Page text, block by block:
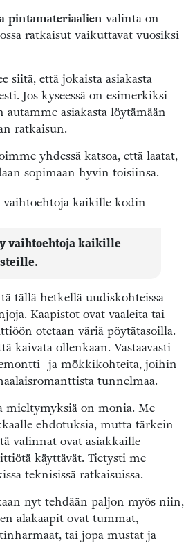
pintamateriaalien valinta on
ratkaisut vaikuttavat vuosiksi
siitä, että jokaista asiakasta
Jos kyseessä on esimerkiksi
asiakasta löytämään
ratkaisun.
yhdessä katsoa, että laatat,
sopimaan hyvin toisiinsa.
vaihtoehtoja kaikille
tällä hetkellä uudiskohteissa
Kaapistot ovat vaaleita tai
otetaan väriä pöytätasoilla.
kaivata ollenkaan. Vastaavasti
ja mökkikohteita, joihin
tunnelmaa.
mieltymyksiä on monia. Me
ehdotuksia, mutta tärkein
valinnat ovat asiakkaille
käyttävät. Tietysti me
teknisissä ratkaisuissa.
nyt tehdään paljon myös niin,
alakaapit ovat tummat,
tai jopa mustat ja